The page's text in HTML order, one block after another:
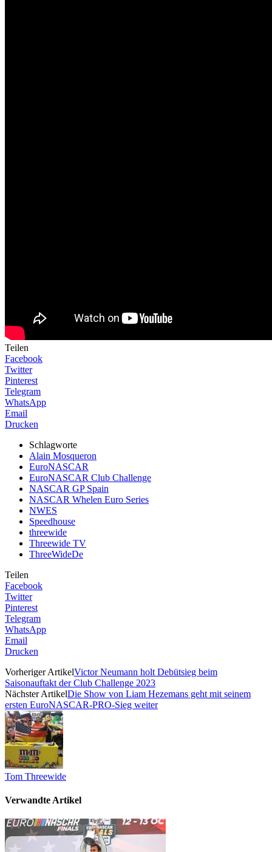
Teilen
Facebook
Twitter
Pinterest
Telegram
WhatsApp
Email
Drucken
Schlagworte
Alain Mosqueron
EuroNASCAR
EuroNASCAR Club Challenge
NASCAR GP Spain
NASCAR Whelen Euro Series
NWES
Speedhouse
threewide
Threewide TV
ThreeWideDe
Teilen
Facebook
Twitter
Pinterest
Telegram
WhatsApp
Email
Drucken
Vorheriger ArtikelVictor Neumann holt Debütsieg beim
Saisonauftakt der Club Challenge 2023
Nächster ArtikelDie Show von Liam Hezemans geht mit seinem
ersten EuroNASCAR-PRO-Sieg weiter
Tom Threewide
Verwandte Artikel